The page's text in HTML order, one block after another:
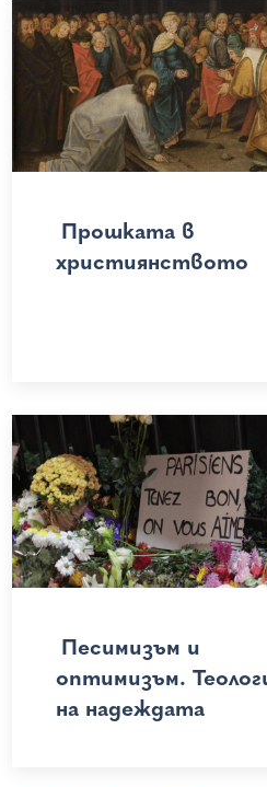
Прошката в
християнството
Песимизъм и
оптимизъм.
на надеждата